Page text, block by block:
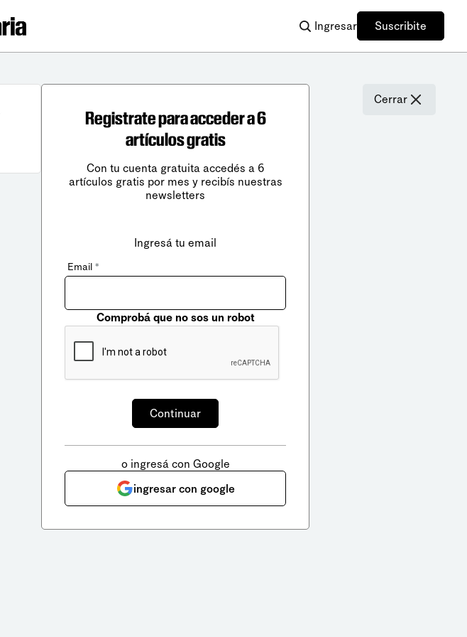
Ingresar Suscribite
Cerrar
Registrate para acceder a 6
artículos gratis
Con tu cuenta gratuita accedés a 6
artículos gratis por mes y recibís nuestras
newsletters
Ingresá tu email
Email *
Comprobá que no sos un robot
o ingresá con Google
ingresar con google